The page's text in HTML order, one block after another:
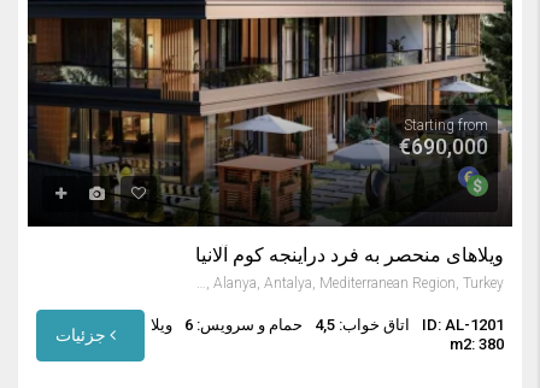
Starting from
€690,000
ویلاهای منحصر به فرد دراینجه کوم آلانیا
İncekum, Alanya, Antalya, Mediterranean Region, Turkey
ID: AL-1201 اتاق خواب: 4,5
حمام و سرویس: 6
m2: 380
ویلا